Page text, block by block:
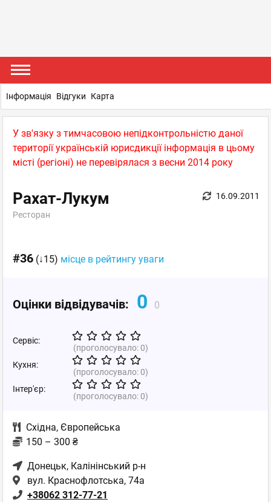
У зв'язку з тимчасовою непідконтрольністю даної
території українській юрисдикції інформація в цьому
місті (регіоні) не перевірялася з весни 2014 року
Рахат-Лукум
Ресторан
16.09.2011
#36 (↓15) місце в рейтингу уваги
Оцінки відвідувачів: 0 0
Сервіс:
(проголосувало:0)
Кухня:
(проголосувало:0)
Інтер'єр:
(проголосувало:0)
Східна, Європейська
150 – 300 ₴
Донецьк, Калінінський р-н
вул. Краснофлотська, 74а
+38062 312-77-21
Інформація Відгуки Карта